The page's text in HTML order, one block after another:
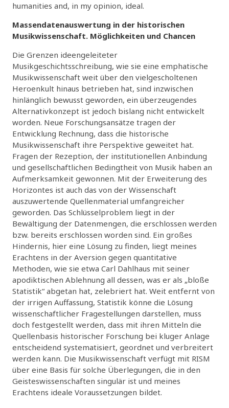
humanities and, in my opinion, ideal.
Massendatenauswertung in der historischen
Musikwissenschaft. Möglichkeiten und Chancen
Die Grenzen ideengeleiteter
Musikgeschichtsschreibung, wie sie eine emphatische
Musikwissenschaft weit über den vielgescholtenen
Heroenkult hinaus betrieben hat, sind inzwischen
hinlänglich bewusst geworden, ein überzeugendes
Alternativkonzept ist jedoch bislang nicht entwickelt
worden. Neue Forschungsansätze tragen der
Entwicklung Rechnung, dass die historische
Musikwissenschaft ihre Perspektive geweitet hat.
Fragen der Rezeption, der institutionellen Anbindung
und gesellschaftlichen Bedingtheit von Musik haben an
Aufmerksamkeit gewonnen. Mit der Erweiterung des
Horizontes ist auch das von der Wissenschaft
auszuwertende Quellenmaterial umfangreicher
geworden. Das Schlüsselproblem liegt in der
Bewältigung der Datenmengen, die erschlossen werden
bzw. bereits erschlossen worden sind. Ein großes
Hindernis, hier eine Lösung zu finden, liegt meines
Erachtens in der Aversion gegen quantitative
Methoden, wie sie etwa Carl Dahlhaus mit seiner
apodiktischen Ablehnung all dessen, was er als „bloße
Statistik“ abgetan hat, zelebriert hat. Weit entfernt von
der irrigen Auffassung, Statistik könne die Lösung
wissenschaftlicher Fragestellungen darstellen, muss
doch festgestellt werden, dass mit ihren Mitteln die
Quellenbasis historischer Forschung bei kluger Anlage
entscheidend systematisiert, geordnet und verbreitert
werden kann. Die Musikwissenschaft verfügt mit RISM
über eine Basis für solche Überlegungen, die in den
Geisteswissenschaften singulär ist und meines
Erachtens ideale Voraussetzungen bildet.